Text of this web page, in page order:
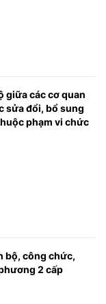
giữa các cơ quan
sửa đổi, bổ sung
phạm vi chức
bộ, công chức,
2 cấp